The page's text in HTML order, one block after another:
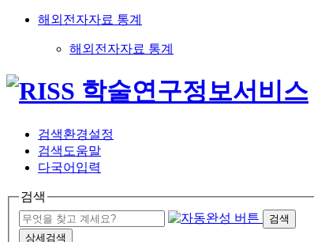
해외전자자료 통계
해외전자자료 통계
검색환경설정
검색도움말
다국어입력
검색
검색
상세검색